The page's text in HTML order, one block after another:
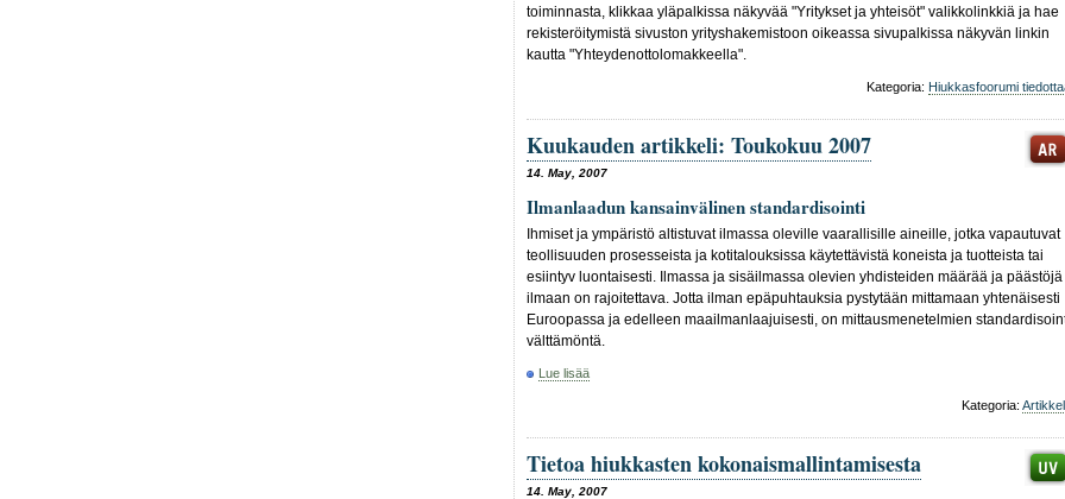
toiminnasta, klikkaa yläpalkissa näkyvää "Yritykset ja yhteisöt" valikkolinkkiä ja hae
rekisteröitymistä sivuston yrityshakemistoon oikeassa sivupalkissa näkyvän linkin
kautta "Yhteydenottolomakkeella".
Kategoria: Hiukkasfoorumi
Kuukauden artikkeli: Toukokuu 2007
14. May, 2007
Ilmanlaadun kansainvälinen standardisointi
Ihmiset ja ympäristö altistuvat ilmassa oleville vaarallisille aineille, jotka vapautuvat
teollisuuden prosesseista ja kotitalouksissa käytettävistä koneista ja tuotteista tai
esiintyv luontaisesti. Ilmassa ja sisäilmassa olevien yhdisteiden määrää ja päästöjä
ilmaan on rajoitettava. Jotta ilman epäpuhtauksia pystytään mittamaan yhtenäisesti
Euroopassa ja edelleen maailmanlaajuisesti, on mittausmenetelmien
välttämöntä.
Lue lisää
Kategoria:
Tietoa hiukkasten kokonaismallintamisesta
14. May, 2007